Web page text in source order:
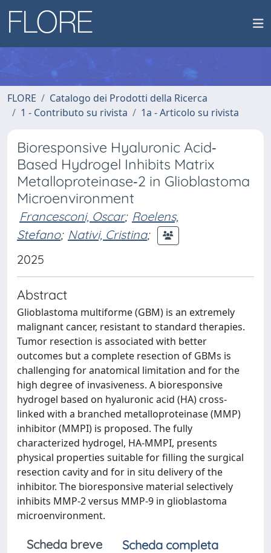
FLORE
Catalogo dei Prodotti della Ricerca
1 - Contributo su rivista
1a - Articolo su rivista
Bioresponsive Hyaluronic Acid‐
Based Hydrogel Inhibits Matrix
Metalloproteinase‐2 in Glioblastoma
Microenvironment
Francesconi, Oscar; Roelens,
Stefano; Nativi, Cristina;
2025
Abstract
Glioblastoma multiforme (GBM) is an extremely
malignant cancer, resistant to standard therapies.
Tumor resection is associated with better
outcomes but a complete resection of GBMs is
challenging for anatomical limitation and for the
high degree of invasiveness. A bioresponsive
hydrogel based on hyaluronic acid (HA) cross-
linked with a branched metalloproteinase (MMP)
inhibitor (MMPI) is proposed. The fully
characterized hydrogel, HA-MMPI, presents
physical properties suitable for filling the surgical
resection cavity and for in situ delivery of the
inhibitor. The bioresponsive material selectively
inhibits MMP-2 versus MMP-9 in glioblastoma
microenvironment.
Scheda breve
Scheda completa